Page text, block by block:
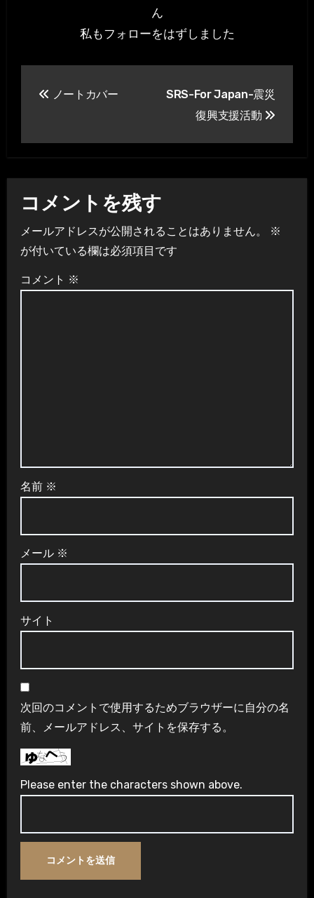
ん
私もフォローをはずしました
ゲ
ー
シ
ョ
ノートカバー
SRS-For Japan-震災
復興支援活動
コメントを残す
メールアドレスが公開されることはありません。
※
が付いている欄は必須項目です
コメント ※
名前 ※
メール ※
サイト
次回のコメントで使用するためブラウザーに自分の名
前、メールアドレス、サイトを保存する。
Please enter the characters shown above.